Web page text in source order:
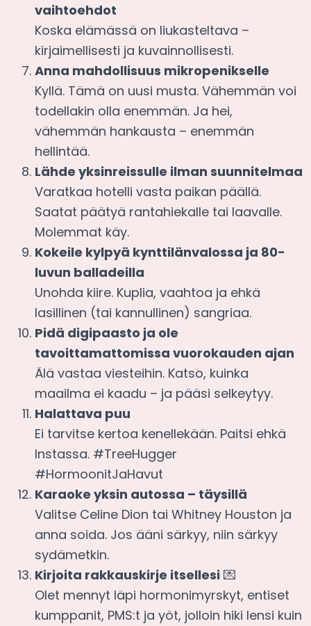
vaihtoehdot
Koska elämässä on liukasteltava –
kirjaimellisesti ja kuvainnollisesti.
Anna mahdollisuus mikropenikselle
Kyllä. Tämä on uusi musta. Vähemmän voi
todellakin olla enemmän. Ja hei,
vähemmän hankausta – enemmän
hellintää.
Lähde yksinreissulle ilman suunnitelmaa
Varatkaa hotelli vasta paikan päällä.
Saatat päätyä rantahiekalle tai laavalle.
Molemmat käy.
Kokeile kylpyä kynttilänvalossa ja 80-
luvun balladeilla
Unohda kiire. Kuplia, vaahtoa ja ehkä
lasillinen (tai kannullinen) sangriaa.
Pidä digipaasto ja ole
tavoittamattomissa vuorokauden ajan
Älä vastaa viesteihin. Katso, kuinka
maailma ei kaadu – ja pääsi selkeytyy.
Halattava puu
Ei tarvitse kertoa kenellekään. Paitsi ehkä
Instassa. #TreeHugger
#HormoonitJaHavut
Karaoke yksin autossa – täysillä
Valitse Celine Dion tai Whitney Houston ja
anna soida. Jos ääni särkyy, niin särkyy
sydämetkin.
Kirjoita rakkauskirje itsellesi 💌
Olet mennyt läpi hormonimyrskyt, entiset
kumppanit, PMS:t ja yöt, jolloin hiki lensi kuin